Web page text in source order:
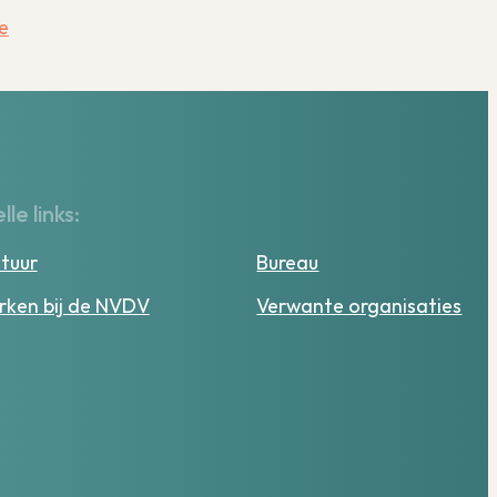
links:
Bureau
bij de NVDV
Verwante organisaties